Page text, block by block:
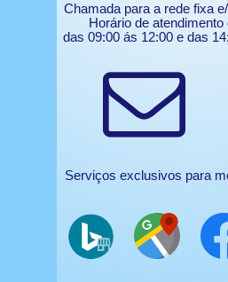
Chamada para a rede fixa
Horário de
das 09:00 ás 12:00 e das
Serviços exclusivos para